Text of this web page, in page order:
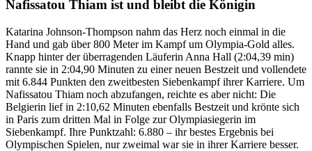
Nafissatou Thiam ist und bleibt die Königin
Katarina Johnson-Thompson nahm das Herz noch einmal in die
Hand und gab über 800 Meter im Kampf um Olympia-Gold alles.
Knapp hinter der überragenden Läuferin Anna Hall (2:04,39 min)
rannte sie in 2:04,90 Minuten zu einer neuen Bestzeit und vollendete
mit 6.844 Punkten den zweitbesten Siebenkampf ihrer Karriere. Um
Nafissatou Thiam noch abzufangen, reichte es aber nicht: Die
Belgierin lief in 2:10,62 Minuten ebenfalls Bestzeit und krönte sich
in Paris zum dritten Mal in Folge zur Olympiasiegerin im
Siebenkampf. Ihre Punktzahl: 6.880 – ihr bestes Ergebnis bei
Olympischen Spielen, nur zweimal war sie in ihrer Karriere besser.